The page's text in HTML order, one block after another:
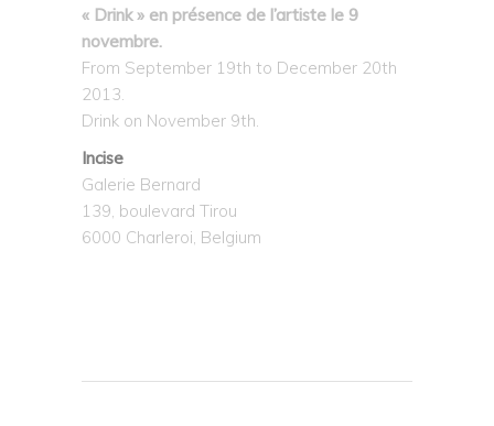
« Drink » en présence de l’artiste le 9
novembre.
From September 19th to December 20th
2013.
Drink on November 9th.
Incise
Galerie Bernard
139, boulevard Tirou
6000 Charleroi, Belgium